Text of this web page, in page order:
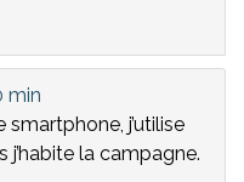
min
smartphone, j’utilise
la campagne.